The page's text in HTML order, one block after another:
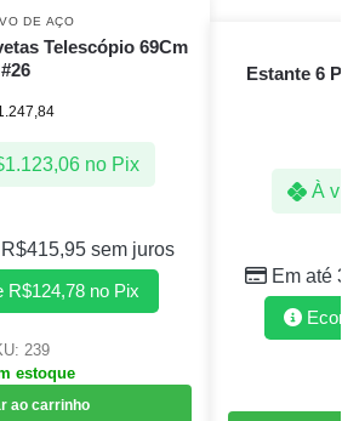
DE AÇO
Telescópio 69Cm
#26
1.123,06 no Pix
R$415,95sem juros
R$124,78 no Pix
239
estoque
ao carrinho
Estante 6
À
Em até